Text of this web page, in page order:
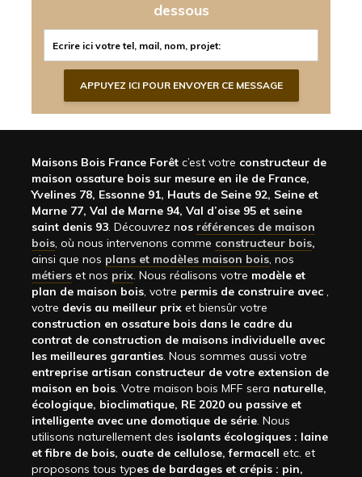
dessous
Maisons Bois France Forêt c’est votre constructeur de
maison ossature bois sur mesure en ile de France,
Yvelines 78, Essonne 91, Hauts de Seine 92, Seine et
Marne 77, Val de Marne 94, Val d’oise 95 et seine
saint denis 93. Découvrez nos références de maison
bois, où nous intervenons comme constructeur bois,
ainsi que nos plans et modèles maison bois, nos
métiers et nos prix. Nous réalisons votre modèle et
plan de maison bois, votre permis de construire avec ,
votre devis au meilleur prix et biensûr votre
construction en ossature bois dans le cadre du
contrat de construction de maisons individuelle avec
les meilleures garanties. Nous sommes aussi votre
entreprise artisan constructeur de votre extension de
maison en bois. Votre maison bois MFF sera naturelle,
écologique, bioclimatique, RE 2020 ou passive et
intelligente avec une domotique de série. Nous
utilisons naturellement des isolants écologiques : laine
et fibre de bois, ouate de cellulose, fermacell etc. et
proposons tous types de bardages et crépis : pin,